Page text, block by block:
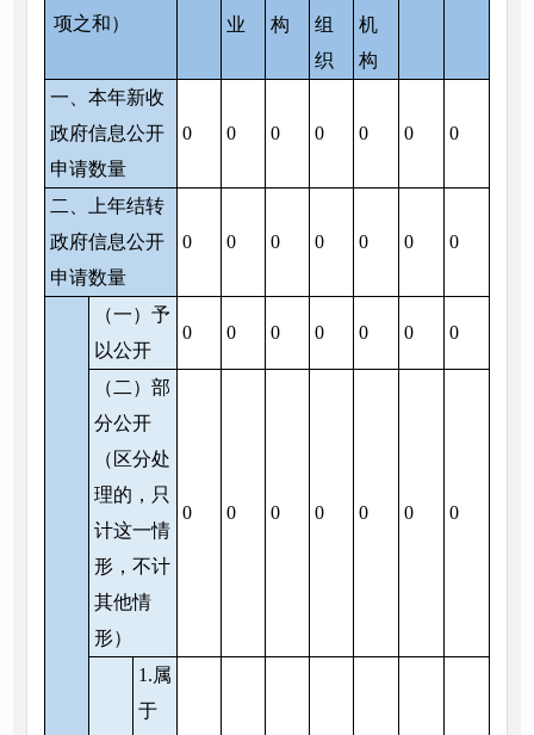
项之和）
业
构
组
织
机
构
一、本年新收
政府信息公开
申请数量
0 0 0 0 0 0 0
二、上年结转
政府信息公开
申请数量
0 0 0 0 0 0 0
（一）予
以公开
0 0 0 0 0 0 0
（二）部
分公开
（区分处
理的，只
计这一情
形，不计
其他情
形）
0 0 0 0 0 0 0
1.属
于